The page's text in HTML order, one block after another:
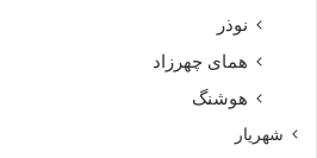
نوذر
هماى چهرزاد
هوشنگ
شهریار